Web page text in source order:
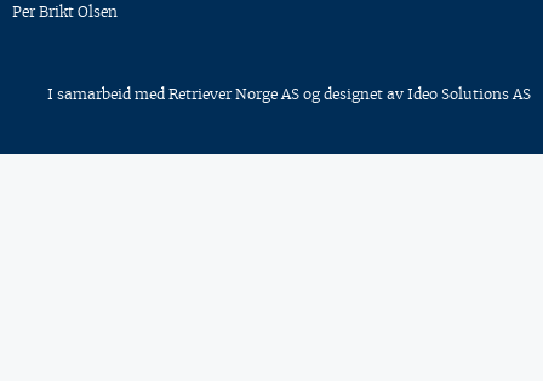
Per Brikt Olsen
I samarbeid med Retriever Norge AS og designet av Ideo Solutions AS